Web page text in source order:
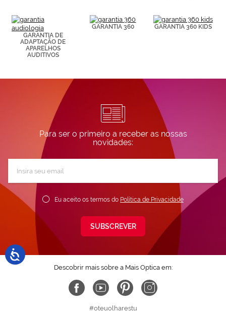
GARANTIA DE
ADAPTAÇÃO DE
APARELHOS
AUDITIVOS
GARANTIA 360 GARANTIA 360 KIDS
Para ser o primeiro a receber as nossas
novidades:
Newsletter:
Eu aceito os termos do Política de Privacidade
SUBSCREVER
Descobrir mais sobre a Mais Optica em:
#oteuolharestu